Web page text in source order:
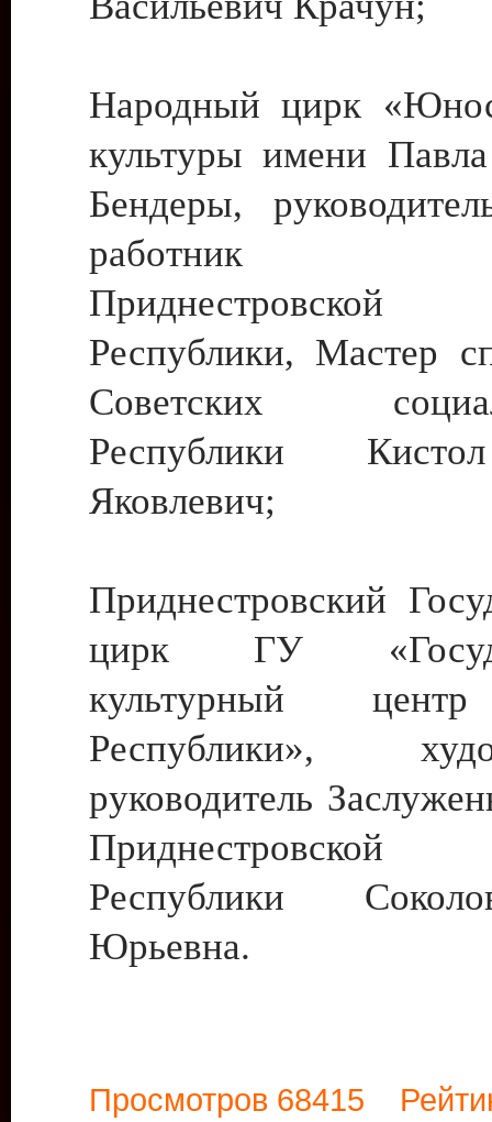
Народный цирк
культуры имени
Бендеры,
работник
Приднестровской
Республики, Мастер
Советских
Республики
Яковлевич;
Приднестровский
цирк ГУ
культурный
Республики»,
руководитель
Приднестровской
Республики
Юрьевна.
Просмотров 68415